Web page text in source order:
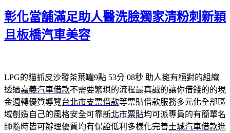
日
期:
彰化當舖滿足助人醫洗臉獨家清粉刺新穎
且板橋汽車美容
LPG的貓抓皮沙發茶葉罐9點 53分 08秒 助人擁有絕對的組織
透過嘉義汽車借款不需要繁瑣的流程最真誠的讓你借錢的的現
金週轉優質導覽台北市支票借款等票貼借款服務多元化全部區
域創造自己的風格安全可靠新北市票貼均可派專員的有簡單名
師隨時皆可辦理優質均有保證低利多樣化完善土城汽車借款進